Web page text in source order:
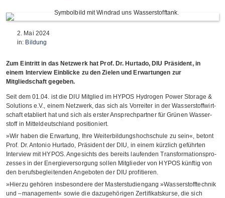
2. Mai 2024
in: Bildung
Zum Eintritt in das Netzwerk hat Prof. Dr. Hurtado, DIU Präsident, in
einem Interview Einblicke zu den Zielen und Erwartungen zur
Mitgliedschaft gegeben.
Seit dem 01.04. ist die DIU Mit­glied im HYPOS Hydro­gen Power Sto­rage &
Solu­ti­ons e.V., einem Netz­werk, das sich als Vor­rei­ter in der Was­ser­stoff­wirt­
schaft eta­bliert hat und sich als ers­ter Ansprech­part­ner für Grü­nen Was­ser­
stoff in Mit­tel­deutsch­land positioniert.
»Wir haben die Erwar­tung, Ihre Wei­ter­bil­dungs­hoch­schule zu sein«, betont
Prof. Dr. Anto­nio Hur­tado, Prä­si­dent der DIU, in einem kürz­lich geführ­ten
Inter­view mit HYPOS. Ange­sichts des bereits lau­fen­den Trans­for­ma­ti­ons­pro­
zes­ses in der Ener­gie­ver­sor­gung sol­len Mit­glie­der von HYPOS künf­tig von
den berufs­be­glei­ten­den Ange­bo­ten der DIU profitieren.
»Hierzu gehö­ren ins­be­son­dere der Mas­ter­stu­di­en­gang »Was­ser­stoff­tech­nik
und –manage­ment« sowie die dazu­ge­hö­ri­gen Zer­ti­fi­kats­kurse, die sich